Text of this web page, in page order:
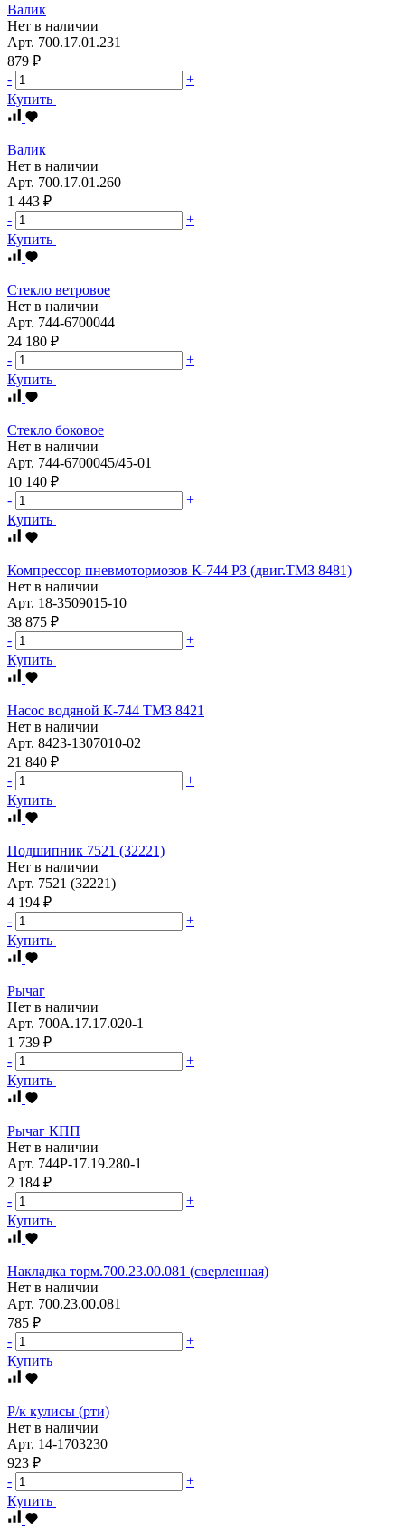
Валик
Нет в наличии
Арт. 700.17.01.231
879 ₽
-
+
Купить
Валик
Нет в наличии
Арт. 700.17.01.260
1 443 ₽
-
+
Купить
Стекло ветровое
Нет в наличии
Арт. 744-6700044
24 180 ₽
-
+
Купить
Стекло боковое
Нет в наличии
Арт. 744-6700045/45-01
10 140 ₽
-
+
Купить
Компрессор пневмотормозов К-744 РЗ (двиг.ТМЗ 8481)
Нет в наличии
Арт. 18-3509015-10
38 875 ₽
-
+
Купить
Насос водяной К-744 ТМЗ 8421
Нет в наличии
Арт. 8423-1307010-02
21 840 ₽
-
+
Купить
Подшипник 7521 (32221)
Нет в наличии
Арт. 7521 (32221)
4 194 ₽
-
+
Купить
Рычаг
Нет в наличии
Арт. 700А.17.17.020-1
1 739 ₽
-
+
Купить
Рычаг КПП
Нет в наличии
Арт. 744Р-17.19.280-1
2 184 ₽
-
+
Купить
Накладка торм.700.23.00.081 (сверленная)
Нет в наличии
Арт. 700.23.00.081
785 ₽
-
+
Купить
Р/к кулисы (рти)
Нет в наличии
Арт. 14-1703230
923 ₽
-
+
Купить